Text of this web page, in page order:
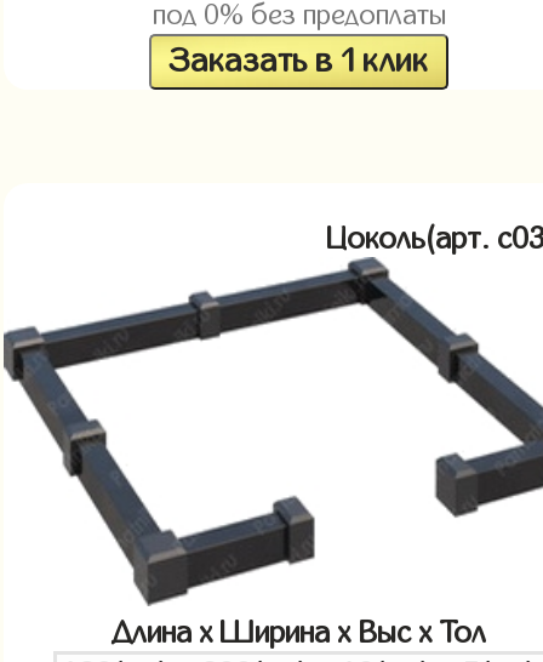
под 0% без предоплаты
Заказать в 1 клик
Цоколь(арт.
Длина x Ширина x Выс x Тол